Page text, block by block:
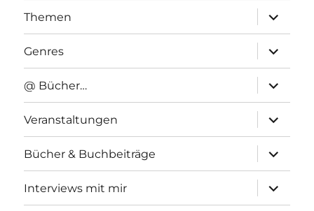
Themen
anzeigen
Genres
anzeigen
@ Bücher…
anzeigen
Veranstaltungen
anzeigen
Bücher & Buchbeiträge
anzeigen
Interviews mit mir
anzeigen